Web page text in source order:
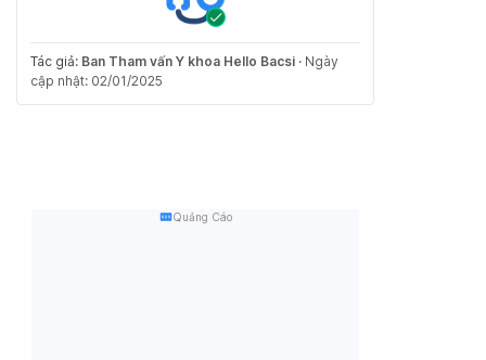
Tác giả: Ban Tham vấn Y khoa Hello Bacsi · Ngày
cập nhật: 02/01/2025
Quảng Cáo